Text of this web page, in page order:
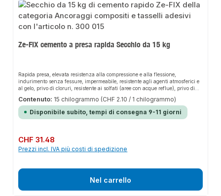
Ze-FIX cemento a presa rapida Secchio da 15 kg
Rapida presa, elevata resistenza alla compressione e alla flessione,
indurimento senza fessure, impermeabile, resistente agli agenti atmosferici e
al gelo, privo di cloruri, resistente ai solfati (aree con acque reflue), privo di
cromati.Vantaggi di lavorazionePuò essere lavoratodopo 5 minuti, senza tempi
di attesa fino alla fase di lavoro successiva, facile da lavorare senza primer o
collante, estremamente rapido, uso universale, utilizzabile in interni ed
esterni.Campi di applicazioneInserimento ditasselli per elementi prefabbricati,
radiatori, riempimento di difetti, fori e crepe, sigillatura di aree di scarico,
sigillatura di infiltrazioni d'acqua, fissaggio di canaline vuote e scatole da
incasso, colata di pezzi stampati personalizzati, livellamento di superfici
Contenuto: 15 chilogrammo (CHF 2.10 / 1 chilogrammo)
Disponibile subito, tempi di consegna 9-11 giorni
Prezzo normale:
CHF 31.48
Prezzi incl. IVA più costi di spedizione
Nel carrello